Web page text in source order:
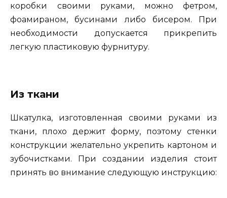
коробки своими руками, можно фетром,
фоамираном, бусинами либо бисером. При
необходимости допускается прикрепить
легкую пластиковую фурнитуру.
Из ткани
Шкатулка, изготовленная своими руками из
ткани, плохо держит форму, поэтому стенки
конструкции желательно укрепить картоном и
зубочистками. При создании изделия стоит
принять во внимание следующую инструкцию: